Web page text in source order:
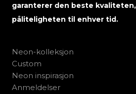
garanterer den beste
påliteligheten til enhver tid.
Neon-kolleksjon
Custom
Neon inspirasjon
Anmeldelser